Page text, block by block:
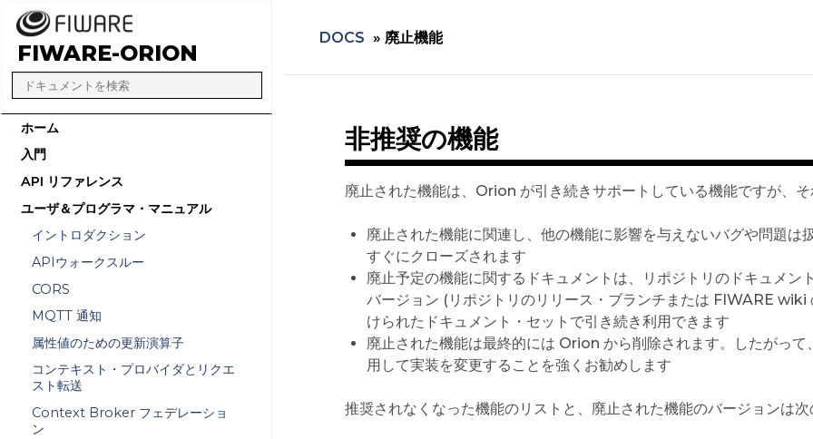
FIWARE-ORION
ホーム
入門
API リファレンス
ユーザ＆プログラマ・マニュアル
イントロダクション
APIウォークスルー
CORS
MQTT 通知
属性値のための更新演算子
コンテキスト・プロバイダとリクエ
スト転送
Context Broker フェデレーショ
ン
DOCS » 廃止機能
非推奨の機能
廃止された機能は、Orion が引き続きサポートしている機能ですが、
廃止された機能に関連し、他の機能に影響を与えないバグや問題
すぐにクローズされます
廃止予定の機能に関するドキュメントは、リポジトリのドキュメ
バージョン (リポジトリのリリース・ブランチまたは FIWARE
けられたドキュメント・セットで引き続き利用できます
廃止された機能は最終的には Orion から削除されます。したがっ
用して実装を変更することを強くお勧めします
推奨されなくなった機能のリストと、廃止された機能のバージョンは次